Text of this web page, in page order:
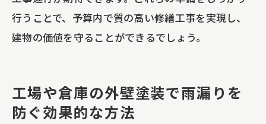
行うことで、予算内で質の高い修繕工事を実現し、
建物の価値を守ることができるでしょう。
工場や倉庫の外壁塗装で雨漏りを
防ぐ効果的な方法